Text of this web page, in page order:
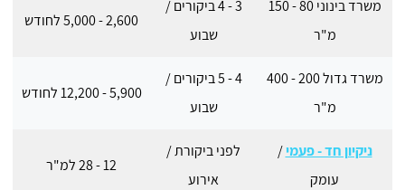
משרד בינוני 80 - 150
מ"ר
3 - 4 ביקורים /
שבוע
2,600 - 5,000 לחודש
משרד גדול 200 - 400
מ"ר
4 - 5 ביקורים /
שבוע
5,900 - 12,200 לחודש
ניקיון חד - פעמי/
עומק
לפני ביקורת /
אירוע
12 - 28 למ"ר